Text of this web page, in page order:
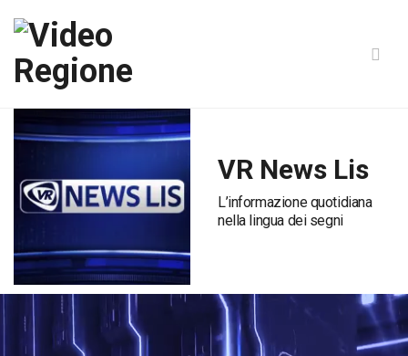
VR News Lis
L’informazione quotidiana
nella lingua dei segni